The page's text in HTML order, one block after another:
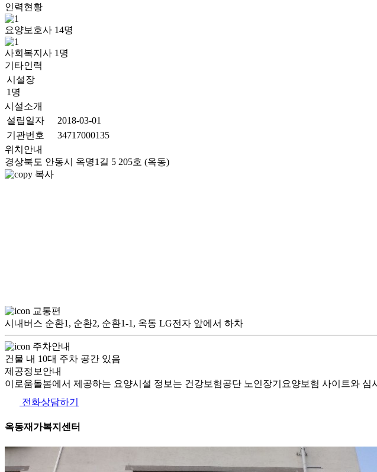
인력현황
요양보호사 14명
사회복지사 1 명
기타인력
시설장
1명
시설소개
설립일자
2018-03-01
기관번호
34717000135
위치안내
경상북도 안동시 옥명1길 5 205호 (옥동)
복사
교통편
시내버스 순환1, 순환2, 순환1-1, 옥동 LG전자 앞에서 하차
주차안내
건물 내 10대 주차 공간 있음
제공정보안내
이로움돌봄에서 제공하는 요양시설 정보는 건강보험공단 노인장기요양보험 사이트와
전화상담하기
옥동재가복지센터